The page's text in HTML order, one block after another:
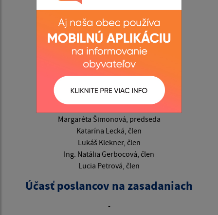
Ing. Dušan Hančarik, člen
Ján Dráb, člen
Mgr. Matúš Haburaj, člen
Ing. Ján Hreha, člen
Peter Gnip, člen
Marek Kováč, člen
Viktor Vajda, člen
Mgr. Zuzana Čižmárová, člen
Komisia pre kultúru:
Margaréta Šimonová, predseda
Katarína Lecká, člen
Lukáš Klekner, člen
Ing. Natália Gerbocová, člen
Lucia Petrová, člen
Účasť poslancov na zasadaniach
-